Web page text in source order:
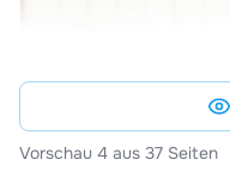
Vorschau 4 aus 37 Seiten